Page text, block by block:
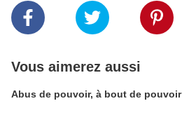
Vous aimerez aussi
Abus de pouvoir, à bout de pouvoir